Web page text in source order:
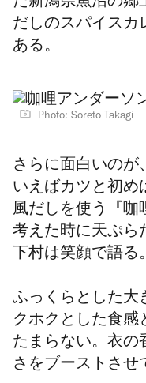
た新潟県魚沼の郷
だしのスパイスカ
ある。
Photo: Soreto Takagi
さらに面白いのが
いえばカツと初め
風だしを使う『咖
考えた時に天ぷら
下村は笑顔で語る。
ふっくらとした大
クホクとした食感
たまらない。衣の
さをブーストさせ